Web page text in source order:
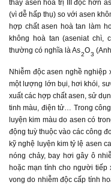
thấy asen hoá trị III độc hơn
(vì dễ hấp thụ) so với asen
hợp chất asen hoà tan làm
không hoà tan (aseniat chì,
thường có nghĩa là As2O3
Nhiễm độc asen nghề nghiệp
một lượng lớn bụi, hơi khói,
xuất các hợp chất asen, sử
tinh màu, điện tử… Trong
luyện kim màu do asen có
động tuỳ thuộc vào các công
kỹ nghệ luyện kim tỷ lệ asen
nóng chảy, bay hơi gây ô
hoặc mạn tính cho người
vong do nhiễm độc cấp tính